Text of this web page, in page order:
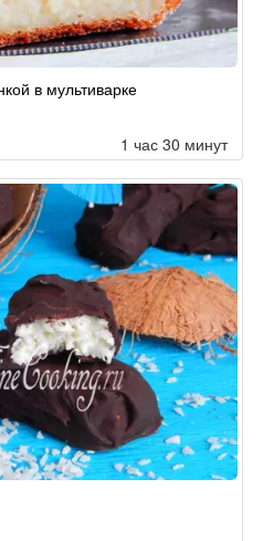
в мультиварке
1 час 30 минут